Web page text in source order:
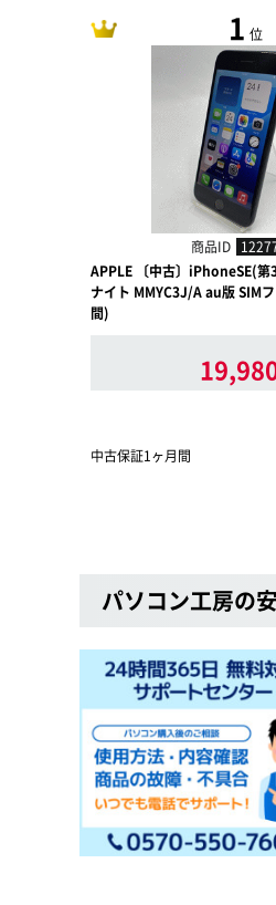
1 位
商品ID
APPLE 〔中古〕iPhoneSE(第
ナイト MMYC3J/A au版 SIM
間)
中古保証1ヶ月間
パソコン工房の